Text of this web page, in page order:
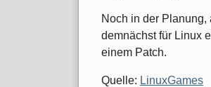
Noch in der
demnächst für Linux
einem Patch.
Quelle: LinuxGames